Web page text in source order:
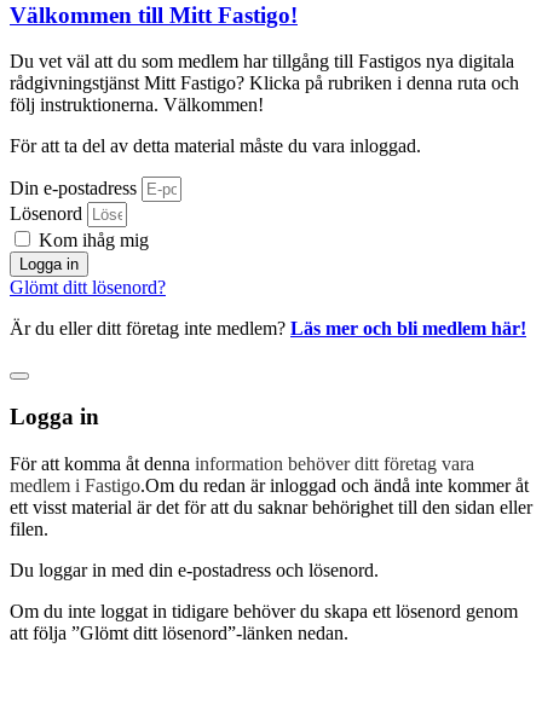
Välkommen till Mitt Fastigo!
Du vet väl att du som medlem har tillgång till Fastigos nya digitala
rådgivningstjänst Mitt Fastigo? Klicka på rubriken i denna ruta och
följ instruktionerna. Välkommen!
För att ta del av detta material måste du vara inloggad.
Din e-postadress
Lösenord
Kom ihåg mig
Logga in
Glömt ditt lösenord?
Är du eller ditt företag inte medlem? Läs mer och bli medlem här!
Logga in
För att komma åt denna information behöver ditt företag vara
medlem i Fastigo.Om du redan är inloggad och ändå inte kommer åt
ett visst material är det för att du saknar behörighet till den sidan eller
filen.
Du loggar in med din e-postadress och lösenord.
Om du inte loggat in tidigare behöver du skapa ett lösenord genom
att följa ”Glömt ditt lösenord”-länken nedan.